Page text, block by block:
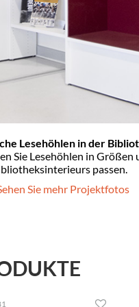
Lesehöhlen in der
Sie Lesehöhlen in Größen
passen.
Sie mehr Projektfotos